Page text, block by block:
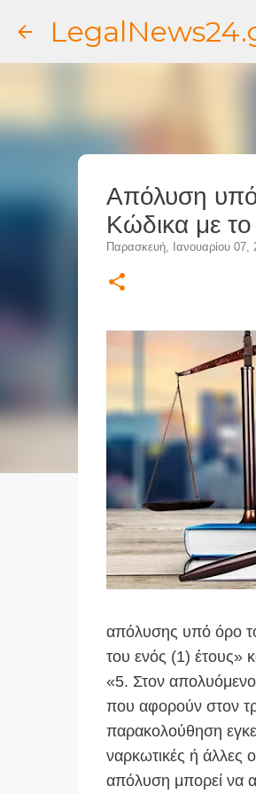
Απόλυση
Κώδικα με
Παρασκευή, Ιανουαρίου 07,
απόλυσης υπό όρο
του ενός (1) έτους»
«5. Στον απολυόμενο
που αφορούν στον
παρακολούθηση
ναρκωτικές ή άλλες
απόλυση μπορεί να